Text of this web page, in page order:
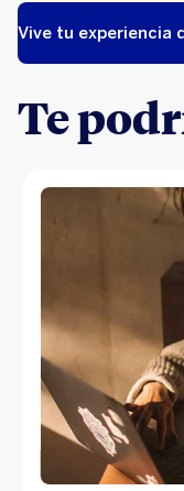
Vive tu experiencia
Te